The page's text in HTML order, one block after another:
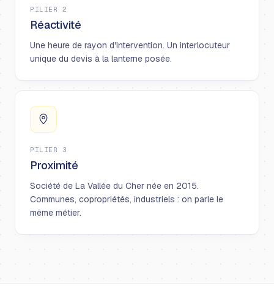
PILIER 2
Réactivité
Une heure de rayon d'intervention. Un interlocuteur
unique du devis à la lanterne posée.
PILIER 3
Proximité
Société de La Vallée du Cher née en 2015.
Communes, copropriétés, industriels : on parle le
même métier.